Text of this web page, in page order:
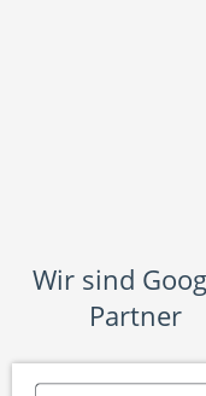
Wir sind
Partner